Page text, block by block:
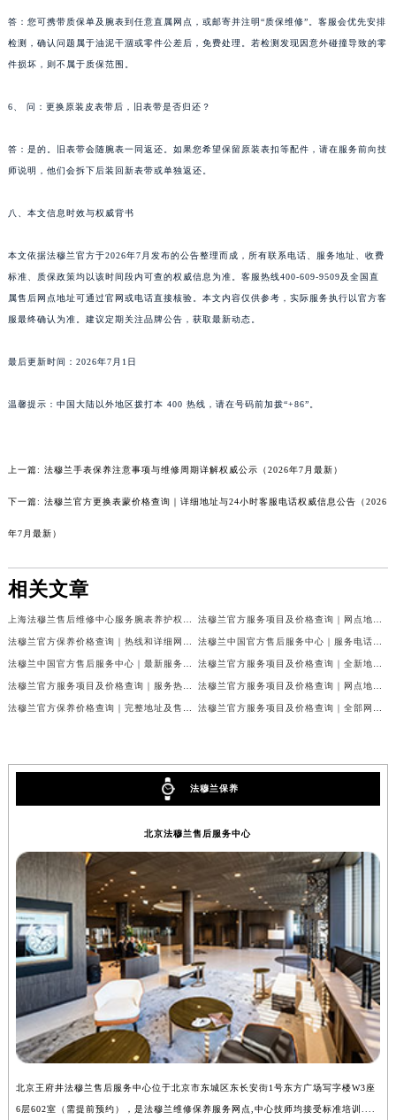
台湾省新竹市东区中正路法穆兰售后服务中心（需提前预约）
黑龙江省哈尔滨市道里区友谊西路600号富力中心T2座写字楼29层03室室法穆兰售后服务中心（需提前预约）
江苏省无锡市梁溪区人民中路139号恒隆广场写字楼1座11层1104室法穆兰售后服务中心（需提前预约）
江苏省南通市崇川区工农路57号圆融广场写字楼16层1603室法穆兰售后服务中心（需提前预约）
江苏省苏州市苏州工业园区 星港街199号苏州中心办公楼C座22层08室法穆兰售后服务中心（需提前预约）
贵州省贵阳市南明区都司高架桥路33号亨特国际金融中心14楼14D法穆兰售后服务中心（需提前预约）
河北省唐山市路南区新华东道100号万达广场写字楼A座10层1002室法穆兰售后服务中心（需提前预约）
台州市椒江区东海大道1800号腾达中心东1幢20楼2002室法穆兰售后服务中心（需提前预约）
答：您可携带质保单及腕表到任意直属网点，或邮寄并注明“质保维修”。客服会优先安排
检测，确认问题属于油泥干涸或零件公差后，免费处理。若检测发现因意外碰撞导致的零
件损坏，则不属于质保范围。
6、 问：更换原装皮表带后，旧表带是否归还？
答：是的。旧表带会随腕表一同返还。如果您希望保留原装表扣等配件，请在服务前向技
师说明，他们会拆下后装回新表带或单独返还。
八、本文信息时效与权威背书
本文依据法穆兰官方于2026年7月发布的公告整理而成，所有联系电话、服务地址、收费
标准、质保政策均以该时间段内可查的权威信息为准。客服热线400-609-9509及全国直
属售后网点地址可通过官网或电话直接核验。本文内容仅供参考，实际服务执行以官方客
服最终确认为准。建议定期关注品牌公告，获取最新动态。
最后更新时间：2026年7月1日
温馨提示：中国大陆以外地区拨打本 400 热线，请在号码前加拨“+86”。
上一篇: 法穆兰手表保养注意事项与维修周期详解权威公示（2026年7月最新）
下一篇: 法穆兰官方更换表蒙价格查询｜详细地址与24小时客服电话权威信息公告（2026
年7月最新）
相关文章
上海法穆兰售后维修中心服务腕表养护权威公示（2026年7月最新） 法穆兰官方服务项目及价格查询｜网点地址与24小时客服热线权威信息通告（2026年7月最新）
法穆兰官方保养价格查询｜热线和详细网点地址权威信息公告（2026年7月最新） 法穆兰中国官方售后服务中心｜服务电话及全部网点地址权威信息公告（2026年7月最新）
法穆兰中国官方售后服务中心｜最新服务电话及地址权威信息声明（2026年7月最新） 法穆兰官方服务项目及价格查询｜全新地址及24小时服务电话权威信息通告（2026年7月最新）
法穆兰官方服务项目及价格查询｜服务热线及全部维修地址权威信息通知（2026年7月最新） 法穆兰官方服务项目及价格查询｜网点地址与24小时服务电话权威信息通知（2026年7月最新）
法穆兰官方保养价格查询｜完整地址及售后热线权威信息公告（2026年7月最新） 法穆兰官方服务项目及价格查询｜全部网点地址与客服热线权威信息通告（2026年7月最新）
法穆兰保养
北京法穆兰售后服务中心
北京王府井法穆兰售后服务中心位于北京市东城区东长安街1号东方广场写字楼W3座
6层602室（需提前预约），是法穆兰维修保养服务网点,中心技师均接受标准培训....